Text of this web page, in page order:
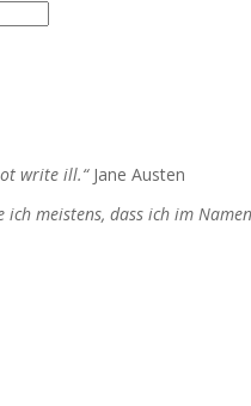
write ill.“Jane Austen
ich meistens, dass ich im